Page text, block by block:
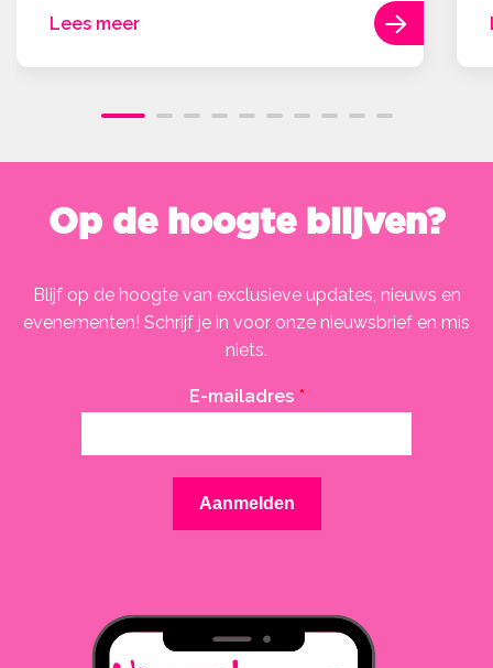
Lees meer
Op de hoogte blijven?
Blijf op de hoogte van exclusieve updates, nieuws en
evenementen! Schrijf je in voor onze nieuwsbrief en mis
niets.
E-mailadres*